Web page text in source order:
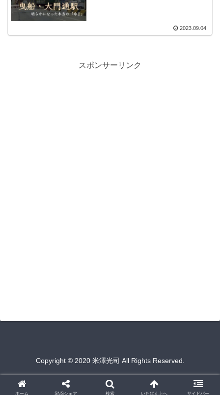
2023.09.04
スポンサーリンク
Copyright © 2020 米澤光司 All Rights Reserved.
ホーム SNSシェア 検索 いちばん上へ サイドバー